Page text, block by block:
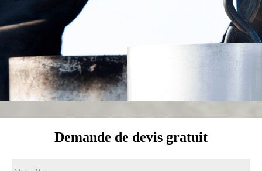
Demande de devis gratuit